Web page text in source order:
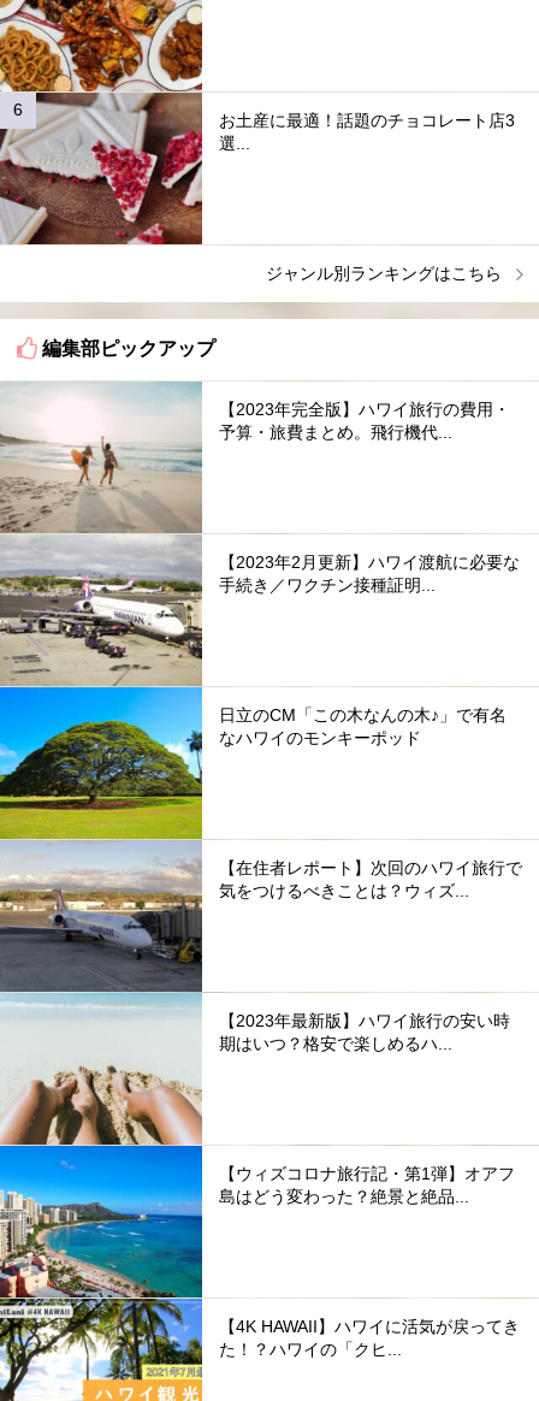
お土産に最適！話題のチョコレート店3
選...
ジャンル別ランキングはこちら
編集部ピックアップ
【2023年完全版】ハワイ旅行の費用・
予算・旅費まとめ。飛行機代...
【2023年2月更新】ハワイ渡航に必要な
手続き／ワクチン接種証明...
日立のCM「この木なんの木♪」で有名
なハワイのモンキーポッド
【在住者レポート】次回のハワイ旅行で
気をつけるべきことは？ウィズ...
【2023年最新版】ハワイ旅行の安い時
期はいつ？格安で楽しめるハ...
【ウィズコロナ旅行記・第1弾】オアフ
島はどう変わった？絶景と絶品...
【4K HAWAII】ハワイに活気が戻ってき
た！？ハワイの「クヒ...